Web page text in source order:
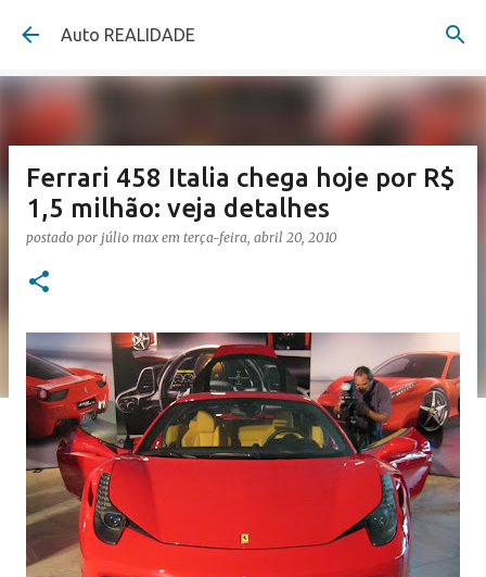
Pular para o conteúdo principal
Auto REALIDADE
Ferrari 458 Italia chega hoje por R$
1,5 milhão: veja detalhes
postado por júlio max em terça-feira, abril 20, 2010